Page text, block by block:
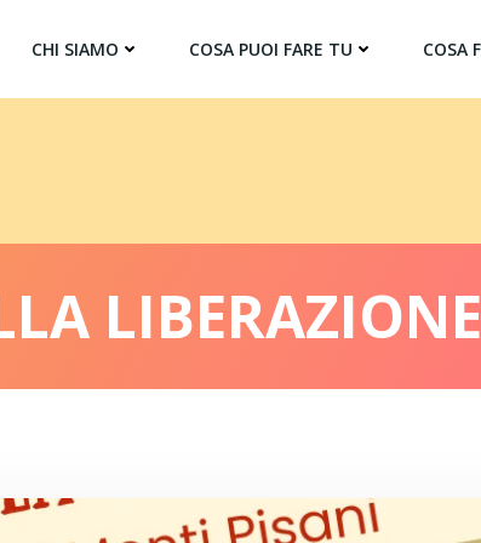
CHI SIAMO COSA PUOI FARE TU COSA
LIBERAZIONE